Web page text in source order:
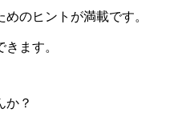
のヒントが満載です。
ます。
か？